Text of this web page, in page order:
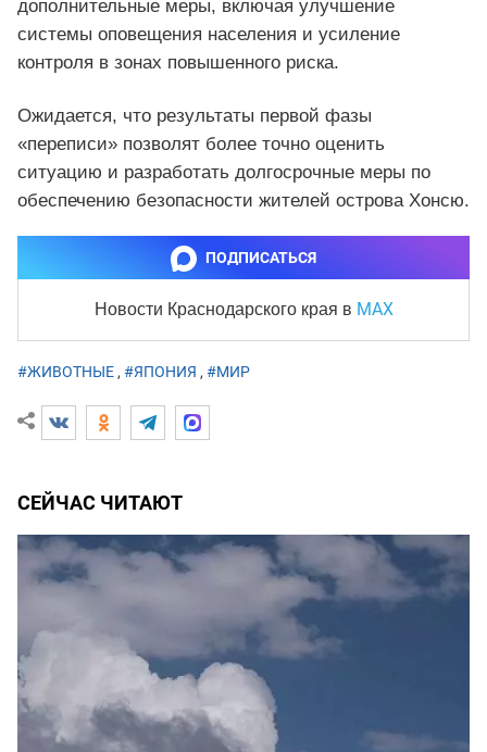
дополнительные меры, включая улучшение
системы оповещения населения и усиление
контроля в зонах повышенного риска.
Ожидается, что результаты первой фазы
«переписи» позволят более точно оценить
ситуацию и разработать долгосрочные меры по
обеспечению безопасности жителей острова Хонсю.
ПОДПИСАТЬСЯ
Новости Краснодарского края в MAX
#ЖИВОТНЫЕ , #ЯПОНИЯ , #МИР
СЕЙЧАС ЧИТАЮТ